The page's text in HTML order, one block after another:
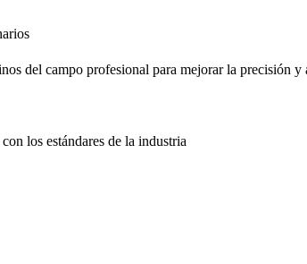
del campo profesional para mejorar la precisión y
los estándares de la industria